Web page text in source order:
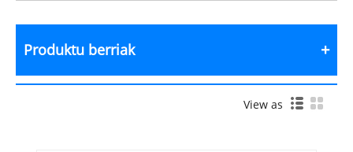
Produktu berriak
View as